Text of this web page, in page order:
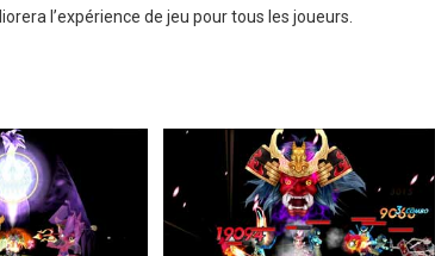
l’expérience de jeu pour tous les joueurs.